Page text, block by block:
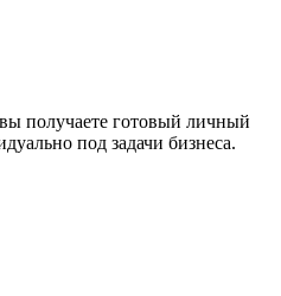
получаете готовый личный
под задачи бизнеса.